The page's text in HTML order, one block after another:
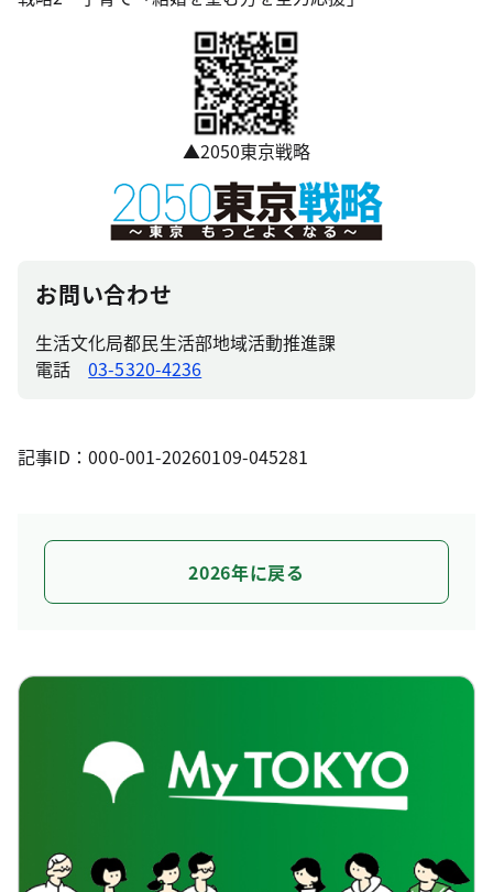
▲2050東京戦略
お問い合わせ
生活文化局都民生活部地域活動推進課
電話03-5320-4236
記事ID：000-001-20260109-045281
2026年に戻る